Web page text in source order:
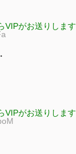
VIPがお送りします
VIPがお送りします